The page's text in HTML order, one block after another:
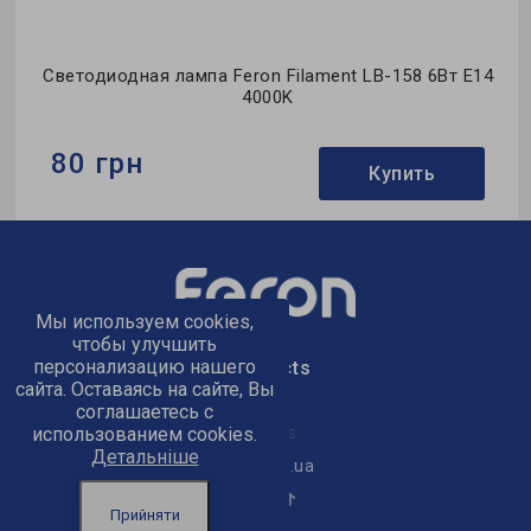
Светодиодная лампа Feron Filament LB-158 6Вт E14
4000K
80 грн Купить
С-тип
Коллекция:Filament
text_kontacts
text_golov_ofis
office@feron.ua
Мы используем cookies,
чтобы улучшить
персонализацию нашего
сайта. Оставаясь на сайте, Вы
соглашаетесь с
использованием cookies.
Детальніше
Прийняти